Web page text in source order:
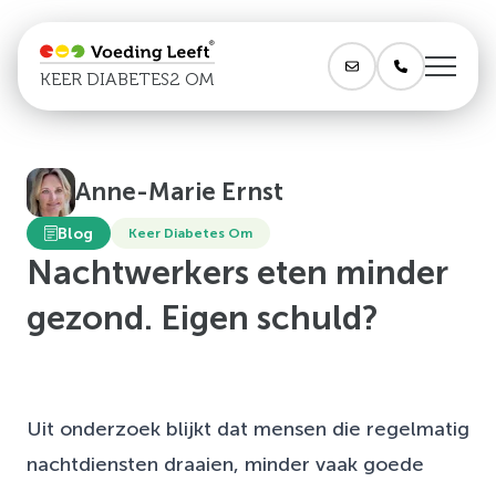
KEER DIABETES2 OM
Anne-Marie Ernst
Blog Keer Diabetes Om
Nachtwerkers eten minder
gezond. Eigen schuld?
Uit onderzoek blijkt dat mensen die regelmatig
nachtdiensten draaien, minder vaak goede